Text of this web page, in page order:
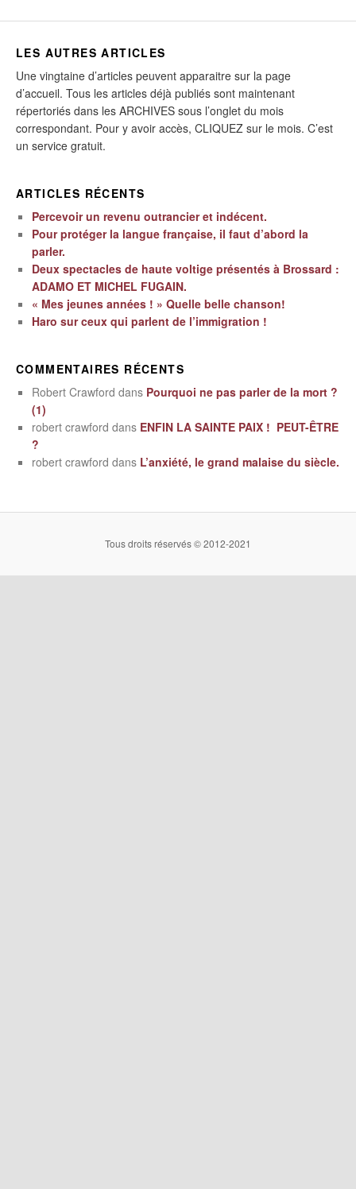
LES AUTRES ARTICLES
Une vingtaine d’articles peuvent apparaitre sur la page
d’accueil. Tous les articles déjà publiés sont maintenant
répertoriés dans les ARCHIVES sous l’onglet du mois
correspondant. Pour y avoir accès, CLIQUEZ sur le mois. C’est
un service gratuit.
ARTICLES RÉCENTS
Percevoir un revenu outrancier et indécent.
Pour protéger la langue française, il faut d’abord la
parler.
Deux spectacles de haute voltige présentés à Brossard :
ADAMO ET MICHEL FUGAIN.
« Mes jeunes années ! » Quelle belle chanson!
Haro sur ceux qui parlent de l’immigration !
COMMENTAIRES RÉCENTS
Robert Crawford dans Pourquoi ne pas parler de la mort ?
(1)
robert crawford dans ENFIN LA SAINTE PAIX ! PEUT-ÊTRE
?
robert crawford dans L’anxiété, le grand malaise du siècle.
Tous droits réservés © 2012-2021